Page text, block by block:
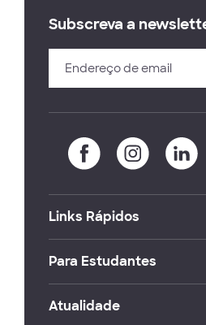
Subscreva a
Links Rápidos
Para Estudantes
Atualidade